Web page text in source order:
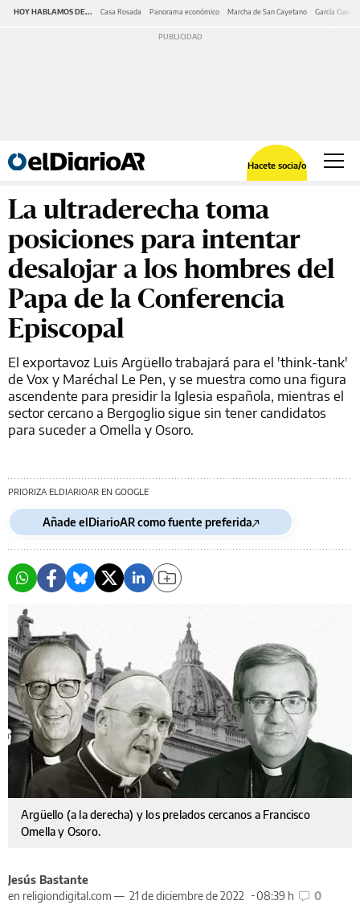
HOY HABLAMOS DE... Casa Rosada Panorama económico Marcha de San Cayetano García Cuerva
Hacete socia/o
La ultraderecha toma
posiciones para intentar
desalojar a los hombres del
Papa de la Conferencia
Episcopal
El exportavoz Luis Argüello trabajará para el 'think-tank'
de Vox y Maréchal Le Pen, y se muestra como una figura
ascendente para presidir la Iglesia española, mientras el
sector cercano a Bergoglio sigue sin tener candidatos
para suceder a Omella y Osoro.
PRIORIZA ELDIARIOAR EN GOOGLE
Añade elDiarioAR como fuente preferida
Argüello (a la derecha) y los prelados cercanos a Francisco
Omella y Osoro.
Jesús Bastante
en religiondigital.com — 21 de diciembre de 2022 08:39 h 0